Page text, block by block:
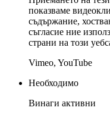
показваме
съдържание,
съгласие ние
страни на този
Vimeo, YouTube
Необходимо
Винаги активни